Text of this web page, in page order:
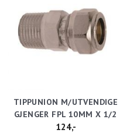
TIPPUNION M/UTVENDIGE
GJENGER FPL 10MM X 1/2
124,-